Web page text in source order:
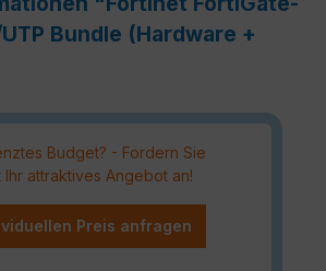
Bundle (Hardware +
Budget? - Fordern Sie
Ihr attraktives Angebot an!
Preis anfragen